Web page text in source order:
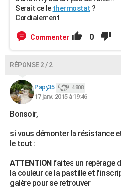
Serait ce le thermostat ?
Cordialement
Commenter 0
RÉPONSE 2 / 2
Papy35 4 808
17 janv. 2015 à 19:46
Bonsoir,
si vous démonter la résistance
le tout :
ATTENTIONfaites un repérage
la couleur de la pastille et
galère pour se retrouver